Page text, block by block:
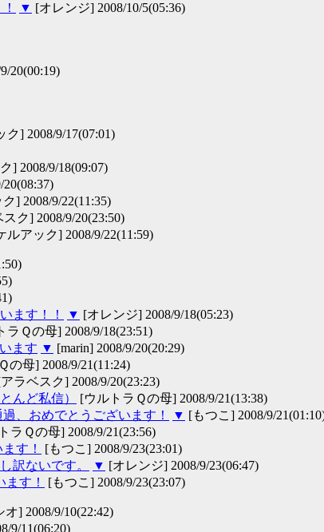
▼ [オレンジ] 2008/10/5(05:36)
20(00:19)
ク] 2008/9/17(07:01)
] 2008/9/18(09:07)
20(08:37)
] 2008/9/22(11:35)
ク] 2008/9/20(23:50)
ルアック] 2008/9/22(11:59)
ます！！ ▼ [オレンジ] 2008/9/18(05:23)
ラＱの母] 2008/9/18(23:51)
ます ▼ [marin] 2008/9/20(20:29)
の母] 2008/9/21(11:24)
ラベスク] 2008/9/20(23:23)
んど私信） [ウルトラＱの母] 2008/9/21(13:38)
、おめでとうございます！ ▼ [もつこ] 2008/9/
ラＱの母] 2008/9/21(23:56)
す！ [もつこ] 2008/9/23(23:01)
訳ないです。 ▼ [オレンジ] 2008/9/23(06:47)
す！ [もつこ] 2008/9/23(23:07)
オ] 2008/9/10(22:42)
9/11(06:20)